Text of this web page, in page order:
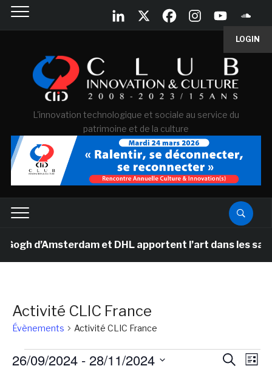
LOGIN
L'innovation technologique et sociale au service du
patrimoine et de la culture
d’Amsterdam et DHL apportent l’art dans les salles
Activité CLIC France
Évènements Activité CLIC France
Évènements Liste
26/09/2024 - 28/11/2024